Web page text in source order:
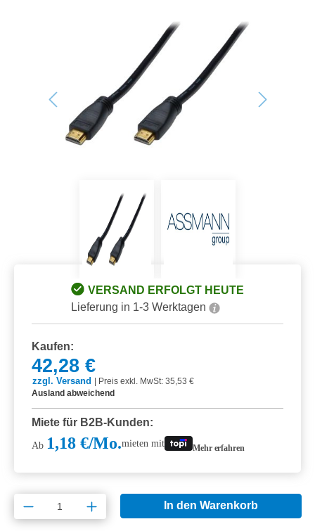
VERSAND ERFOLGT HEUTE
Lieferung in 1-3 Werktagen
Kaufen:
42,28 €
zzgl. Versand
Preis exkl. MwSt: 35,53 €
Ausland abweichend
Miete für B2B-Kunden:
Ab 1,18 €/Mo.mieten mit Mehr erfahren
Produkt Anzahl: Gib den gewünschten
In den Warenkorb